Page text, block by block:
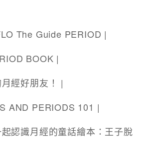
The Guide PERIOD |
BOOK |
經好朋友！ |
AND PERIODS 101 |
認識月經的童話繪本：王子脫